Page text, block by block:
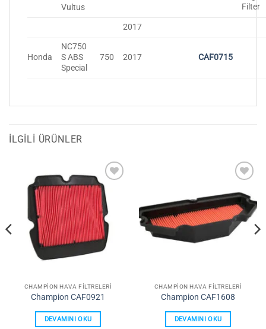
Vultus
2017
Honda
NC750
S ABS
Special
750 2017 CAF0715
İLGILI ÜRÜNLER
Favorilerime
Ekle
CHAMPION HAVA FILTRELERI
Champion CAF0921
DEVAMINI OKU
Ekle
CHAMPION HAVA FILTRELERI
Champion CAF1608
DEVAMINI OKU